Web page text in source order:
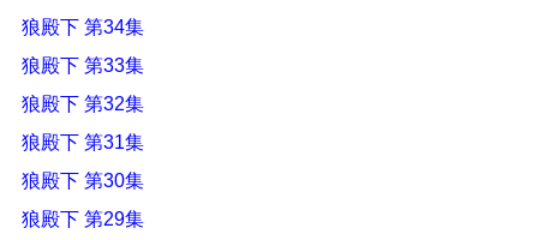
狼殿下 第34集
狼殿下 第33集
狼殿下 第32集
狼殿下 第31集
狼殿下 第30集
狼殿下 第29集